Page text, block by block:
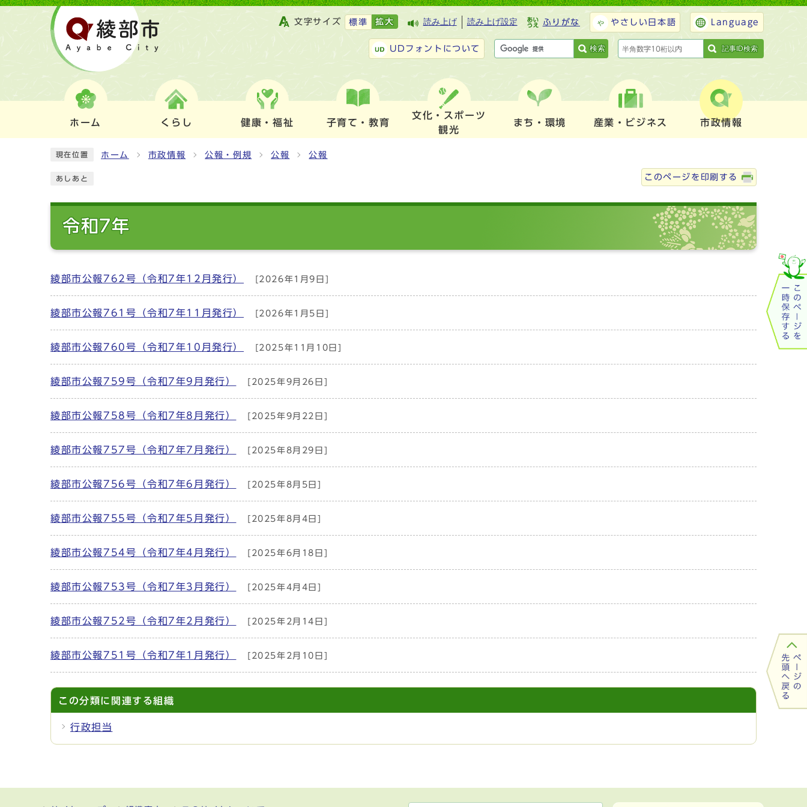
文字サイズ 標準 拡大 読み上げ 読み上げ設定 ふりがな やさしい日本語 Language
UDフォントについて 検索 記事ID検索
ホーム くらし 健康・福祉 子育て・教育
文化・スポーツ
観光
まち・環境 産業・ビジネス 市政情報
現在位置 ホーム 市政情報 公報・例規 公報 公報
あしあと このページを印刷する
令和7年
綾部市公報762号（令和7年12月発行） [2026年1月9日]
綾部市公報761号（令和7年11月発行） [2026年1月5日]
綾部市公報760号（令和7年10月発行） [2025年11月10日]
綾部市公報759号（令和7年9月発行） [2025年9月26日]
綾部市公報758号（令和7年8月発行） [2025年9月22日]
綾部市公報757号（令和7年7月発行） [2025年8月29日]
綾部市公報756号（令和7年6月発行） [2025年8月5日]
綾部市公報755号（令和7年5月発行） [2025年8月4日]
綾部市公報754号（令和7年4月発行） [2025年6月18日]
綾部市公報753号（令和7年3月発行） [2025年4月4日]
綾部市公報752号（令和7年2月発行） [2025年2月14日]
綾部市公報751号（令和7年1月発行） [2025年2月10日]
この分類に関連する組織
行政担当